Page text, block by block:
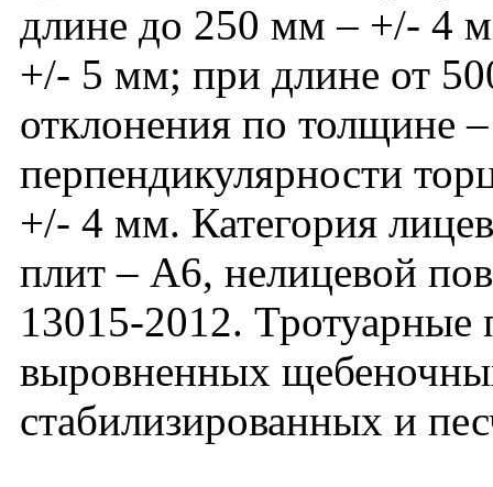
длине до 250 мм – +/- 4
+/- 5 мм; при длине от
отклонения по толщине
перпендикулярности
+/- 4 мм. Категория
плит – А6, нелицевой
13015-2012.
выровненных
стабилизированных и